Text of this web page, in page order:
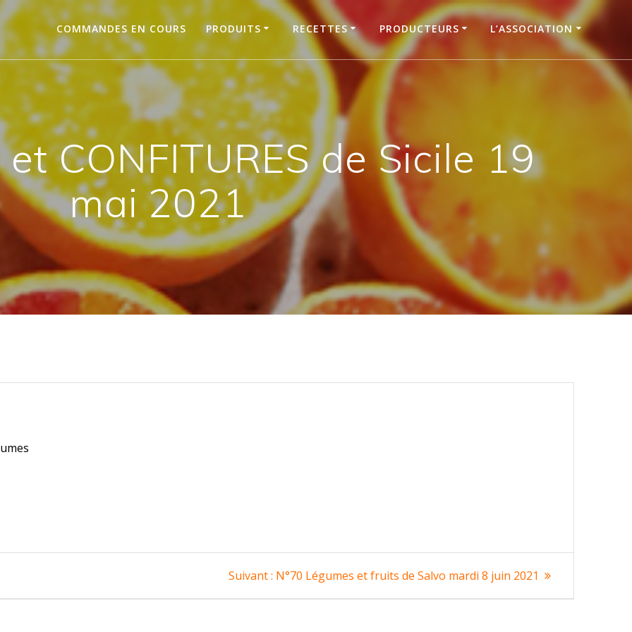
COMMANDES EN COURS PRODUITS RECETTES PRODUCTEURS L’ASSOCIATION
et CONFITURES de Sicile 19
mai 2021
Suivant : Article
N°70 Légumes et fruits de Salvo mardi 8 juin 2021